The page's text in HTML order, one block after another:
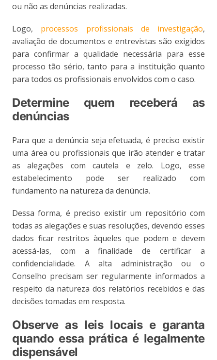
ou não as denúncias realizadas.
Logo, processos profissionais de investigação,
avaliação de documentos e entrevistas são exigidos
para confirmar a qualidade necessária para esse
processo tão sério, tanto para a instituição quanto
para todos os profissionais envolvidos com o caso.
Determine quem receberá as
denúncias
Para que a denúncia seja efetuada, é preciso existir
uma área ou profissionais que irão atender e tratar
as alegações com cautela e zelo. Logo, esse
estabelecimento pode ser realizado com
fundamento na natureza da denúncia.
Dessa forma, é preciso existir um repositório com
todas as alegações e suas resoluções, devendo esses
dados ficar restritos àqueles que podem e devem
acessá-las, com a finalidade de certificar a
confidencialidade. A alta administração ou o
Conselho precisam ser regularmente informados a
respeito da natureza dos relatórios recebidos e das
decisões tomadas em resposta.
Observe as leis locais e garanta
quando essa prática é legalmente
dispensável